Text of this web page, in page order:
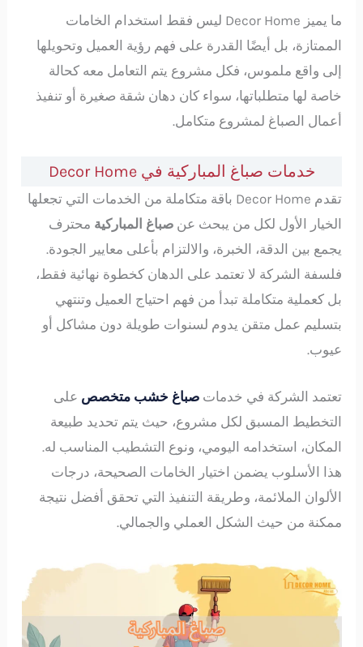
ما يميز Decor Home ليس فقط استخدام الخامات
الممتازة، بل أيضًا القدرة على فهم رؤية العميل وتحويلها
إلى واقع ملموس، فكل مشروع يتم التعامل معه كحالة
خاصة لها متطلباتها، سواء كان دهان شقة صغيرة أو تنفيذ
أعمال الصباغ لمشروع متكامل.
خدمات صباغ المباركية في Decor Home
تقدم Decor Home باقة متكاملة من الخدمات التي تجعلها
الخيار الأول لكل من يبحث عنصباغ المباركية محترف
يجمع بين الدقة، الخبرة، والالتزام بأعلى معايير الجودة.
فلسفة الشركة لا تعتمد على الدهان كخطوة نهائية فقط،
بل كعملية متكاملة تبدأ من فهم احتياج العميل وتنتهي
بتسليم عمل متقن يدوم لسنوات طويلة دون مشاكل أو
عيوب.
تعتمد الشركة في خدماتصباغ خشب متخصص على
التخطيط المسبق لكل مشروع، حيث يتم تحديد طبيعة
المكان، استخدامه اليومي، ونوع التشطيب المناسب له.
هذا الأسلوب يضمن اختيار الخامات الصحيحة، درجات
الألوان الملائمة، وطريقة التنفيذ التي تحقق أفضل نتيجة
ممكنة من حيث الشكل العملي والجمالي.